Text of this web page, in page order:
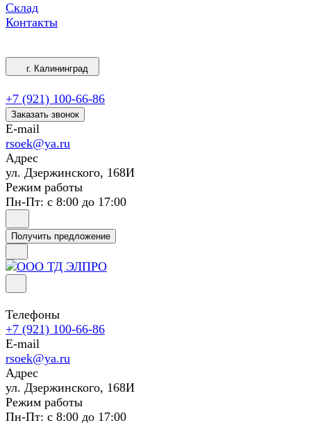
Склад
Контакты
г. Калининград
+7 (921) 100-66-86
Заказать звонок
E-mail
rsoek@ya.ru
Адрес
ул. Дзержинского, 168И
Режим работы
Пн-Пт: с 8:00 до 17:00
Получить предложение
Телефоны
+7 (921) 100-66-86
E-mail
rsoek@ya.ru
Адрес
ул. Дзержинского, 168И
Режим работы
Пн-Пт: с 8:00 до 17:00